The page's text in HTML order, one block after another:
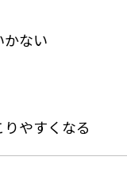
ない
やすくなる